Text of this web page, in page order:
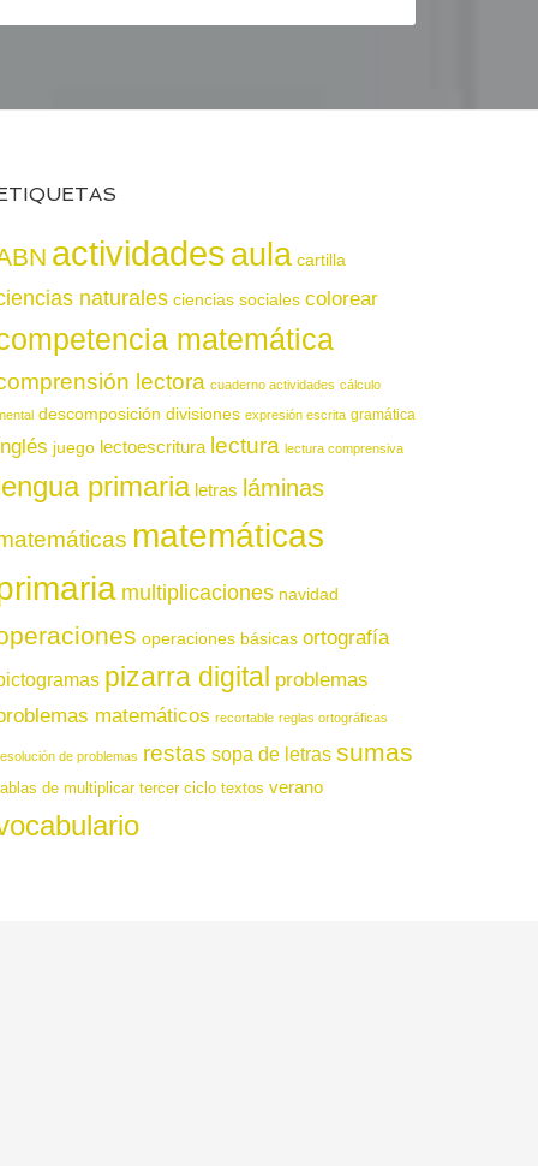
actividadesaula cartilla
naturales ciencias sociales colorear
matemática
lectora cuaderno actividades cálculo
descomposición divisiones expresión escrita gramática
juego lectoescritura lectura lectura comprensiva
primaria letras láminas
matemáticas
multiplicaciones navidad
operaciones básicas ortografía
pizarra digital problemas
matemáticos recortable reglas ortográficas
de problemas restas sopa de letras sumas
de multiplicar tercer ciclo textos verano